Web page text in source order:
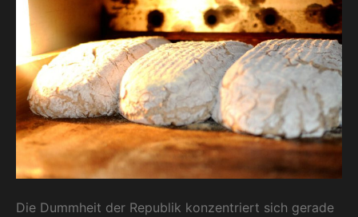
Die Dummheit der Republik konzentriert sich gerade